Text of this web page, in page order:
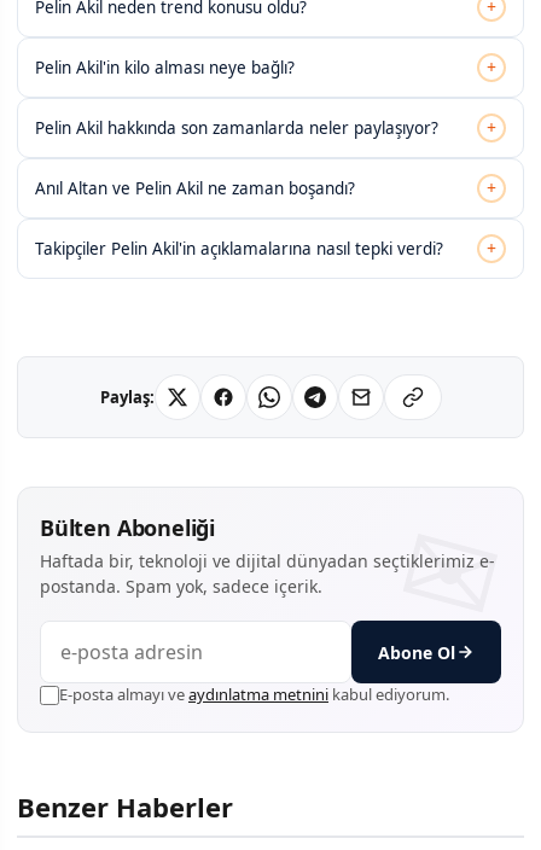
Pelin Akil neden trend konusu oldu? +
Pelin Akil'in kilo alması neye bağlı? +
Pelin Akil hakkında son zamanlarda neler paylaşıyor? +
Anıl Altan ve Pelin Akil ne zaman boşandı? +
Takipçiler Pelin Akil'in açıklamalarına nasıl tepki verdi? +
Paylaş:
Bülten Aboneliği
Haftada bir, teknoloji ve dijital dünyadan seçtiklerimiz e-
postanda. Spam yok, sadece içerik.
Abone Ol
E-posta almayı veaydınlatma metnini kabul ediyorum.
Benzer Haberler